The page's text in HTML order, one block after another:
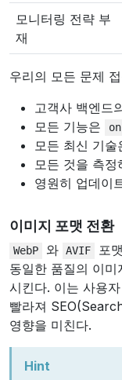
모니터링 전략 부
재
우리의 모든 문제
고객사 백엔드
모든 기능은
on
모든 최신 기
모든 것을 측
영원히 업데이
이미지 포맷 전환
WebP 와 AVIF 포
동일한 품질의 이
시킨다. 이는 사용
빨라져
영향을 미친다.
Hint